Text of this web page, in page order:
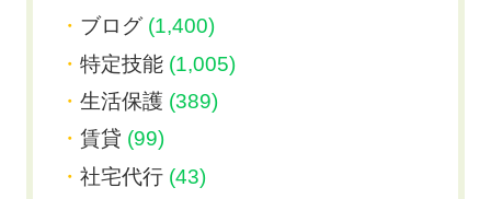
ブログ(1,400)
特定技能(1,005)
生活保護 (389)
賃貸 (99)
社宅代行(43)